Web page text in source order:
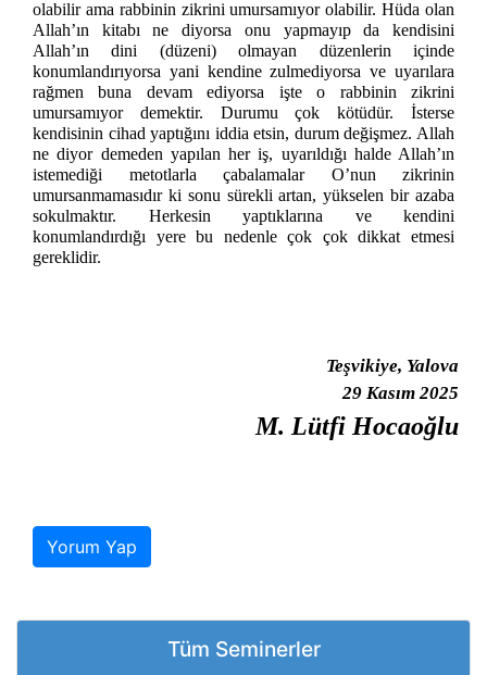
olabilir ama rabbinin zikrini umursamıyor olabilir. Hüda olan
Allah’ın kitabı ne diyorsa onu yapmayıp da kendisini
Allah’ın dini (düzeni) olmayan düzenlerin içinde
konumlandırıyorsa yani kendine zulmediyorsa ve uyarılara
rağmen buna devam ediyorsa işte o rabbinin zikrini
umursamıyor demektir. Durumu çok kötüdür. İsterse
kendisinin cihad yaptığını iddia etsin, durum değişmez. Allah
ne diyor demeden yapılan her iş, uyarıldığı halde Allah’ın
istemediği metotlarla çabalamalar O’nun zikrinin
umursanmamasıdır ki sonu sürekli artan, yükselen bir azaba
sokulmaktır. Herkesin yaptıklarına ve kendini
konumlandırdığı yere bu nedenle çok çok dikkat etmesi
gereklidir.
Teşvikiye, Yalova
29 Kasım 2025
M. Lütfi Hocaoğlu
Yorum Yap
Tüm Seminerler